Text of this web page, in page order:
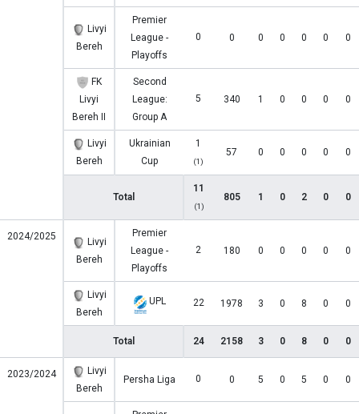
Livyi
Bereh
Premier
League -
Playoffs
0 0 0 0 0 0 0
FK
Livyi
Bereh II
Second
League:
Group A
5 340 1 0 0 0 0
Livyi
Bereh
Ukrainian
Cup
1
(1)
57 0 0 0 0 0
Total
11
(1)
805 1 0 2 0 0
2024/2025
Livyi
Bereh
Premier
League -
Playoffs
2 180 0 0 0 0 0
Livyi
Bereh
UPL 22 1978 3 0 8 0 0
Total 24 2158 3 0 8 0 0
2023/2024
Livyi
Bereh
Persha Liga 0 0 5 0 5 0 0